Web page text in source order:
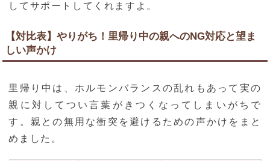
してサポートしてくれますよ。
【対比表】やりがち！里帰り中の親へのNG対応と望ま
しい声かけ
里帰り中は、ホルモンバランスの乱れもあって実の
親に対してつい言葉がきつくなってしまいがちで
す。親との無用な衝突を避けるための声かけをまと
めました。